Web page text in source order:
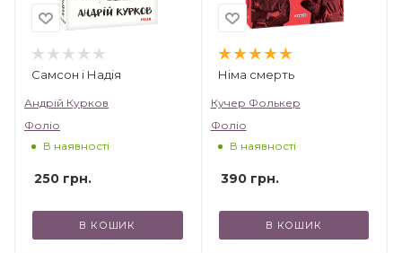
Самсон і Надія
Андрій Курков
Фоліо
В наявності
250 грн.
В КОШИК
Німа смерть
Кучер Фолькер
Фоліо
В наявності
390грн.
В КОШИК